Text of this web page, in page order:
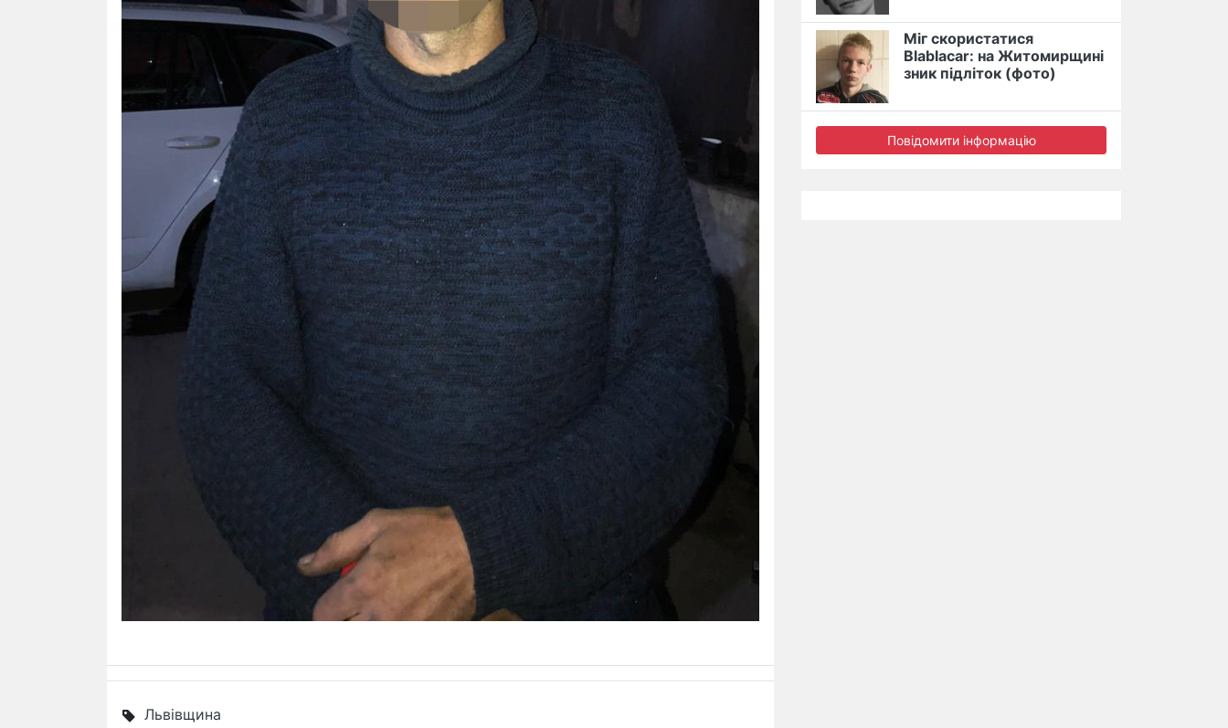
Львівщина
Міг скористатися
Blablacar: на Житомирщині
зник підліток (фото)
Повідомити інформацію